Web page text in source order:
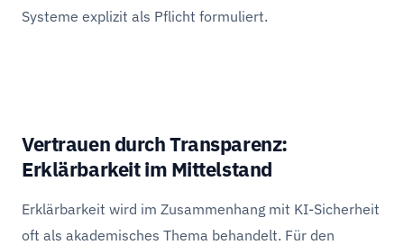
Systeme explizit als Pflicht formuliert.
Vertrauen durch Transparenz:
Erklärbarkeit im Mittelstand
Erklärbarkeit wird im Zusammenhang mit KI-Sicherheit
oft als akademisches Thema behandelt. Für den